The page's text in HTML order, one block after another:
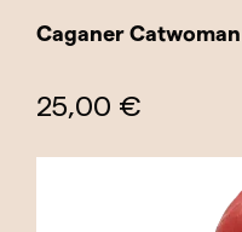
Caganer Catwoman
25,00 €